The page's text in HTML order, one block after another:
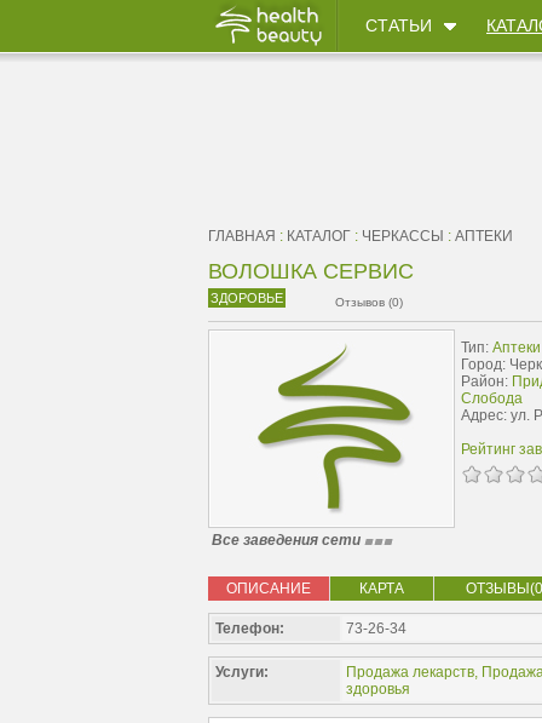
СТАТЬИ
ГЛАВНАЯ : КАТАЛОГ : ЧЕРКАССЫ : АПТЕКИ
ВОЛОШКА СЕРВИС
ЗДОРОВЬЕ Отзывов (0)
Тип: Аптеки
Город:
Район:
Слобода
Адрес: ул.
Рейтинг
Все заведения сети
ОПИСАНИЕ КАРТА
Телефон: 73-26-34
Услуги: Продажа лекарств,
здоровья